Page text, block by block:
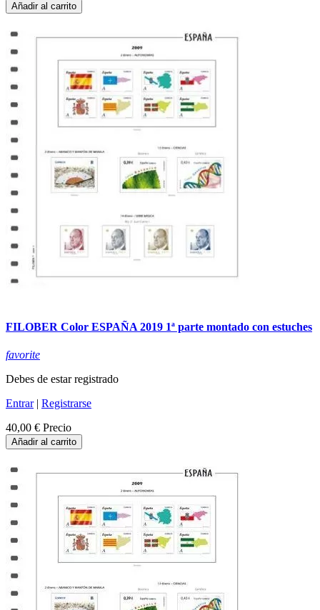
Añadir al carrito
FILOBER Color ESPAÑA 2019 1ª parte montado con estuches
favorite
Debes de estar registrado
Entrar| Registrarse
40,00 € Precio
Añadir al carrito